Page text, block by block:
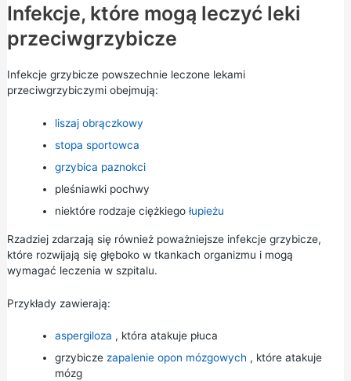
Infekcje, które mogą leczyć leki
przeciwgrzybicze
Infekcje grzybicze powszechnie leczone lekami
przeciwgrzybiczymi obejmują:
liszaj obrączkowy
stopa sportowca
grzybica paznokci
pleśniawki pochwy
niektóre rodzaje ciężkiego łupieżu
Rzadziej zdarzają się również poważniejsze infekcje grzybicze,
które rozwijają się głęboko w tkankach organizmu i mogą
wymagać leczenia w szpitalu.
Przykłady zawierają:
aspergiloza , która atakuje płuca
grzybicze zapalenie opon mózgowych , które atakuje
mózg